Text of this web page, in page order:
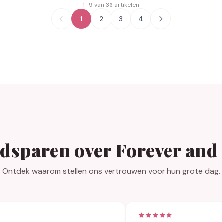
1–9 van 36 artikelen
1 2 3 4
over Forever and
Ontdek waarom stellen ons vertrouwen voor hun grote dag.